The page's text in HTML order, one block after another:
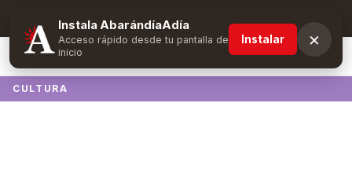
Suscríbete y obtén ventajas exclusivas
CULTURA
Instala AbarándíaAdía
Acceso rápido desde tu pantalla de
inicio
Instalar ×